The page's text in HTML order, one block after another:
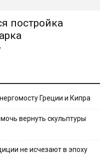
постройка
Греции и Кипра
вернуть скульптуры
не исчезают в эпоху